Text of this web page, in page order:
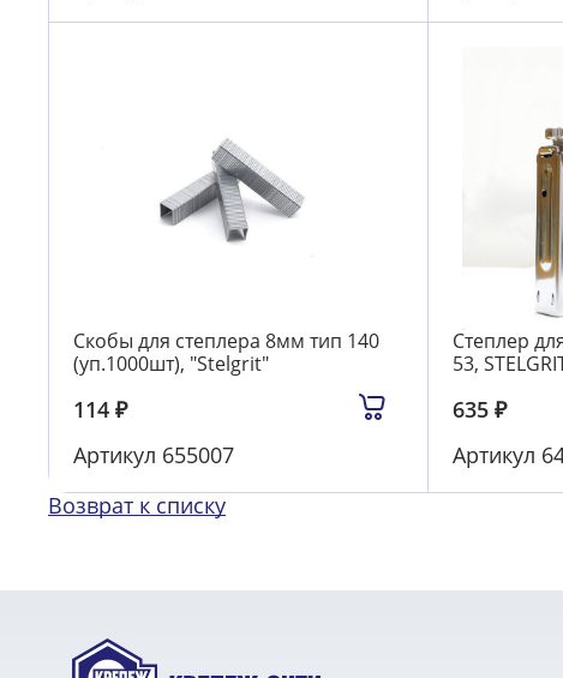
Скобы для степлера 8мм тип 140
(уп.1000шт), "Stelgrit"
114 ₽
Артикул 655007
Степлер
53,
635 ₽
Артикул
Возврат к списку